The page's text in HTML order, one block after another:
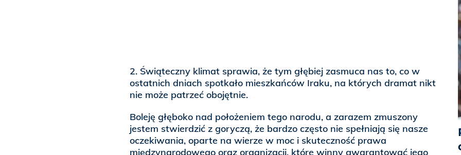
2. Świąteczny klimat sprawia, że tym głębiej zasmuca nas to, co w
ostatnich dniach spotkało mieszkańców Iraku, na których dramat nikt
nie może patrzeć obojętnie.
Boleję głęboko nad położeniem tego narodu, a zarazem zmuszony
jestem stwierdzić z goryczą, że bardzo często nie spełniają się nasze
oczekiwania, oparte na wierze w moc i skuteczność prawa
międzynarodowego oraz organizacji, które winny gwarantować jego